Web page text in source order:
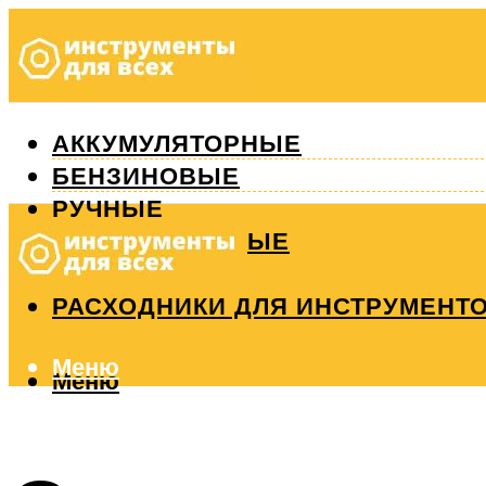
АККУМУЛЯТОРНЫЕ
БЕНЗИНОВЫЕ
РУЧНЫЕ
ИЗМЕРИТЕЛЬНЫЕ
РЕМОНТ
РАСХОДНИКИ ДЛЯ
Меню
Меню